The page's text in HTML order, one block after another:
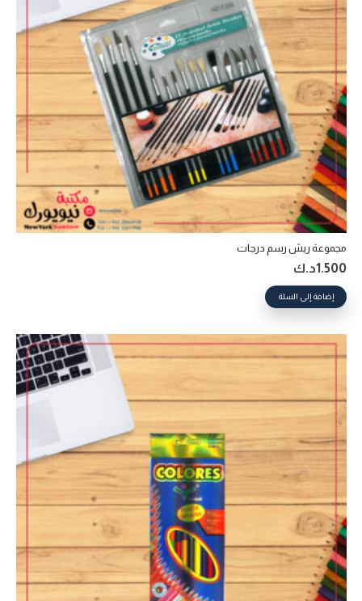
مجموعة ريش رسم درجات
1.500د.ك
إضافة إلى السلة